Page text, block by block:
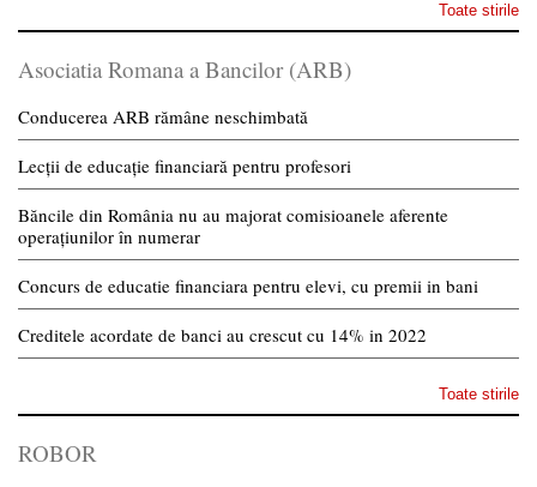
Toate stirile
Asociatia Romana a Bancilor (ARB)
Conducerea ARB rămâne neschimbată
Lecții de educație financiară pentru profesori
Băncile din România nu au majorat comisioanele aferente
operațiunilor în numerar
Concurs de educatie financiara pentru elevi, cu premii in bani
Creditele acordate de banci au crescut cu 14% in 2022
Toate stirile
ROBOR